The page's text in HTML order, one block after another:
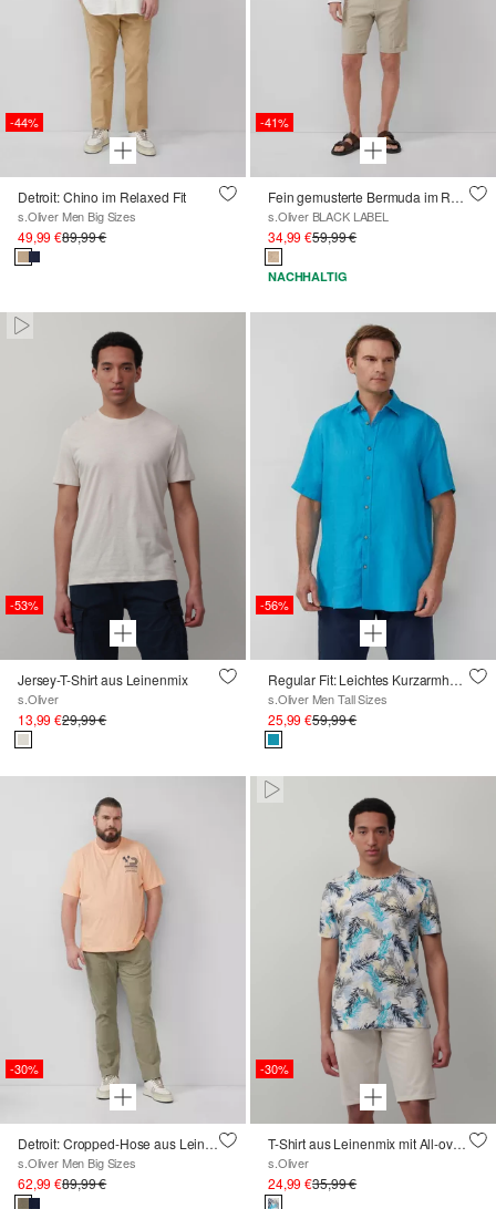
-44%
Detroit: Chino im Relaxed Fit
s.Oliver Men Big Sizes
49,99 €89,99 €
-41%
Fein gemusterte Bermuda im Regular Fit
s.Oliver BLACK LABEL
34,99 €59,99 €
NACHHALTIG
Pausiert • Stumm
-53%
Jersey-T-Shirt aus Leinenmix
s.Oliver
13,99 €29,99 €
-56%
Regular Fit: Leichtes Kurzarmhemd aus 100% Leinen
s.Oliver Men Tall Sizes
25,99 €59,99 €
-30%
Detroit: Cropped-Hose aus Leinenmix im Relaxed Fit
s.Oliver Men Big Sizes
62,99 €89,99 €
Pausiert • Stumm
-30%
T-Shirt aus Leinenmix mit All-over-Print
s.Oliver
24,99 €35,99 €